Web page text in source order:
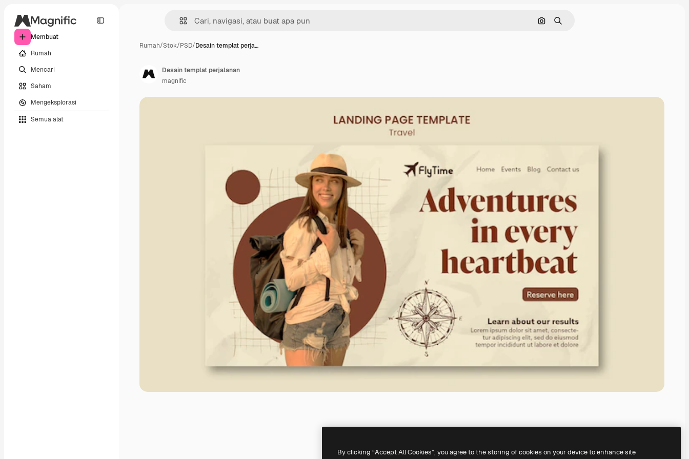
Membuat
Rumah
Mencari
Saham
Mengeksplorasi
Semua alat
Pencarian berdasarkan gambar
Mencari
Rumah/Stok/PSD/Desain templat perja…
Desain templat perjalanan
magnific
By clicking “Accept All Cookies”, you agree to the storing of cookies on your device to enhance site